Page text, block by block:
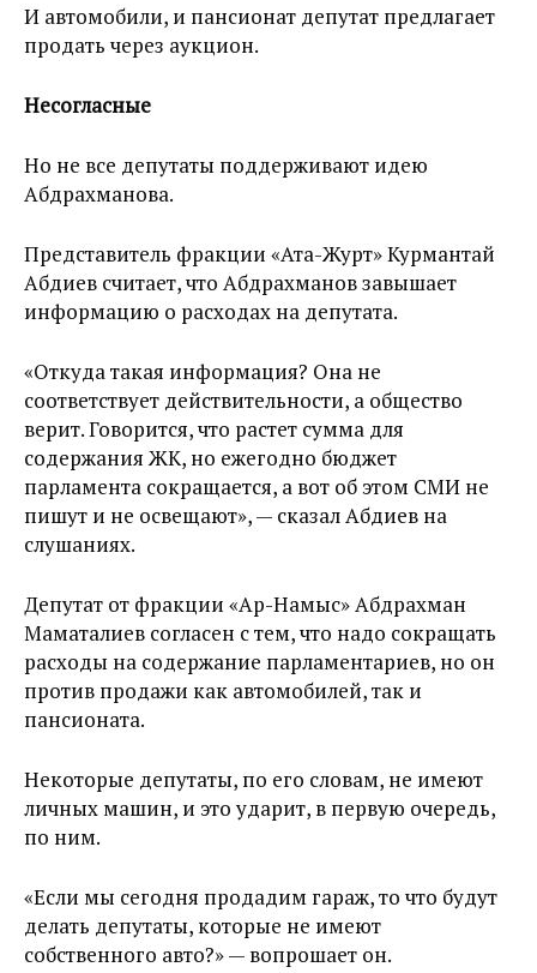
И автомобили, и пансионат депутат предлагает
продать через аукцион.
Несогласные
Но не все депутаты поддерживают идею
Абдрахманова.
Представитель фракции «Ата-Журт» Курмантай
Абдиев считает, что Абдрахманов завышает
информацию о расходах на депутата.
«Откуда такая информация? Она не
соответствует действительности, а общество
верит. Говорится, что растет сумма для
содержания ЖК, но ежегодно бюджет
парламента сокращается, а вот об этом СМИ не
пишут и не освещают», — сказал Абдиев на
слушаниях.
Депутат от фракции «Ар-Намыс» Абдрахман
Маматалиев согласен с тем, что надо сокращать
расходы на содержание парламентариев, но он
против продажи как автомобилей, так и
пансионата.
Некоторые депутаты, по его словам, не имеют
личных машин, и это ударит, в первую очередь,
по ним.
«Если мы сегодня продадим гараж, то что будут
делать депутаты, которые не имеют
собственного авто?» — вопрошает он.